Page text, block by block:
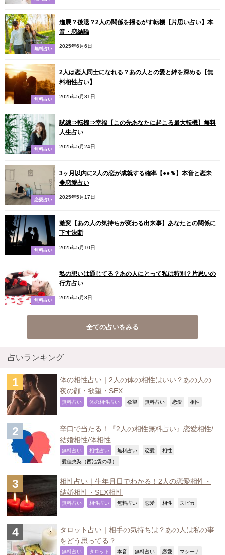
無料占い
進展？後退？2人の関係を揺るがす転機【片思い占い】本
音・恋結論
2025年6月6日
無料占い
2人は恋人同士になれる？あの人との愛と絆を深める【無
料相性占い】
2025年5月31日
無料占い
試練⇒転機⇒幸福【この先あなたに起こる最大転機】無料
人生占い
2025年5月24日
恋愛占い
3ヶ月以内に2人の恋が成就する確率【●●％】本音と恋未
◆恋愛占い
2025年5月17日
無料占い
激変【あの人の気持ちが変わる出来事】あなたとの関係に
下す決断
2025年5月10日
無料占い
私の想いは通じてる？あの人にとって私は特別？片思いの
行方占い
2025年5月3日
全ての占いをみる
占いランキング
体の相性占い｜2人の体の相性はいい？あの人の
夜の顔・欲望・SEX
無料占い 体の相性占い 欲望 無料占い 恋愛 相性
辛口で当たる！『2人の相性無料占い』恋愛相性/
結婚相性/体相性
無料占い 相性占い 無料占い 恋愛 相性
愛佳央梨（西池袋の母）
相性占い｜生年月日でわかる！2人の恋愛相性・
結婚相性・SEX相性
無料占い 相性占い 無料占い 恋愛 相性 スピカ
タロット占い｜相手の気持ちは？あの人は私の事
をどう思ってる？
無料占い タロット 本音 無料占い 恋愛 マシーナ